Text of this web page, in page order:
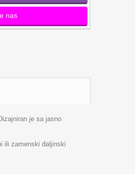
nas
je sa jasno
ili zamenski daljinski